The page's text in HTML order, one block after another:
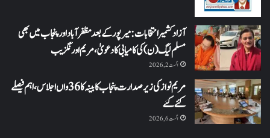
آزاد کشمیر انتخابات: میرپور کے بعد مظفرآباد اور پنجاب میں بھی
مسلم لیگ (ن) کی کامیابی کا دعویٰ، مریم اورنگزیب
اگست 2, 2026
مریم نواز کی زیر صدارت پنجاب کابینہ کا 36واں اجلاس،اہم فیصلے
کئے گئے
اگست 6, 2026